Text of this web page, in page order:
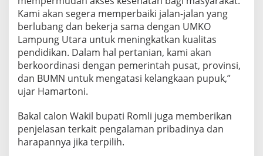
Kami akan segera memperbaiki jalan-jalan yang
berlubang dan bekerja sama dengan UMKO
Lampung Utara untuk meningkatkan kualitas
pendidikan. Dalam hal pertanian, kami akan
berkoordinasi dengan pemerintah pusat, provinsi,
dan BUMN untuk mengatasi kelangkaan pupuk,”
ujar Hamartoni.
Bakal calon Wakil bupati Romli juga memberikan
penjelasan terkait pengalaman pribadinya dan
harapannya jika terpilih.